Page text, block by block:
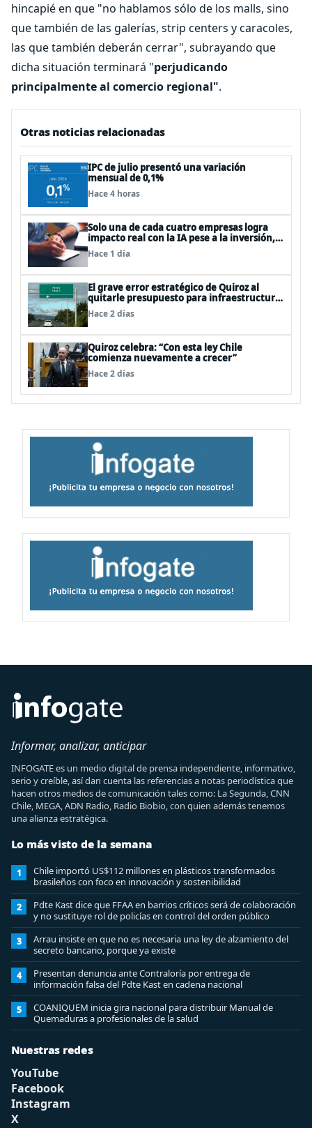
hincapié en que "no hablamos sólo de los malls, sino
que también de las galerías, strip centers y caracoles,
las que también deberán cerrar", subrayando que
dicha situación terminará "perjudicando
principalmente al comercio regional".
Otras noticias relacionadas
IPC de julio presentó una variación
mensual de 0,1%
Hace 4 horas
Solo una de cada cuatro empresas logra
impacto real con la IA pese a la inversión,
según el Foro Económico Mundial
Hace 1 día
El grave error estratégico de Quiroz al
quitarle presupuesto para infraestructura
vial del Biobío
Hace 2 días
Quiroz celebra: “Con esta ley Chile
comienza nuevamente a crecer”
Hace 2 días
Informar, analizar, anticipar
INFOGATE es un medio digital de prensa independiente, informativo,
serio y creíble, así dan cuenta las referencias a notas periodística que
hacen otros medios de comunicación tales como: La Segunda, CNN
Chile, MEGA, ADN Radio, Radio Biobio, con quien además tenemos
una alianza estratégica.
Lo más visto de la semana
1
Chile importó US$112 millones en plásticos transformados
brasileños con foco en innovación y sostenibilidad
2
Pdte Kast dice que FFAA en barrios críticos será de colaboración
y no sustituye rol de policías en control del orden público
3
Arrau insiste en que no es necesaria una ley de alzamiento del
secreto bancario, porque ya existe
4
Presentan denuncia ante Contraloría por entrega de
información falsa del Pdte Kast en cadena nacional
5
COANIQUEM inicia gira nacional para distribuir Manual de
Quemaduras a profesionales de la salud
Nuestras redes
YouTube
Facebook
Instagram
X